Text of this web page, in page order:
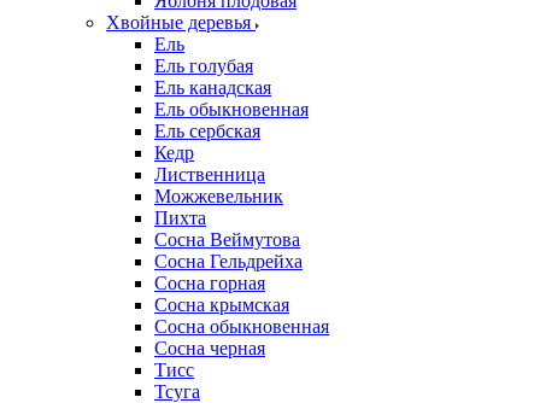
Хвойные деревья
Ель
Ель голубая
Ель канадская
Ель обыкновенная
Ель сербская
Кедр
Лиственница
Можжевельник
Пихта
Сосна Веймутова
Сосна Гельдрейха
Сосна горная
Сосна крымская
Сосна обыкновенная
Сосна черная
Тисс
Тсуга